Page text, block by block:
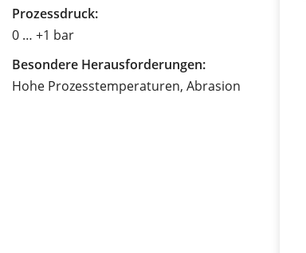
Prozessdruck:
0 … +1 bar
Besondere Herausforderungen:
Hohe Prozesstemperaturen, Abrasion